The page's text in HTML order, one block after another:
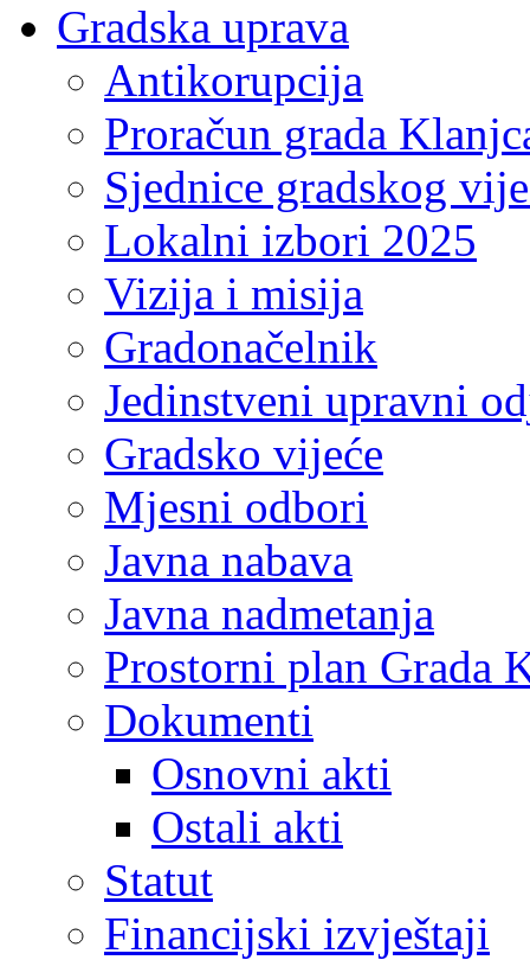
Gradska uprava
Antikorupcija
Proračun grada
Sjednice gradskog
Lokalni izbori 2025
Vizija i misija
Gradonačelnik
Jedinstveni upravni
Gradsko vijeće
Mjesni odbori
Javna nabava
Javna nadmetanja
Prostorni plan Grada
Dokumenti
Osnovni akti
Ostali akti
Statut
Financijski izvještaji